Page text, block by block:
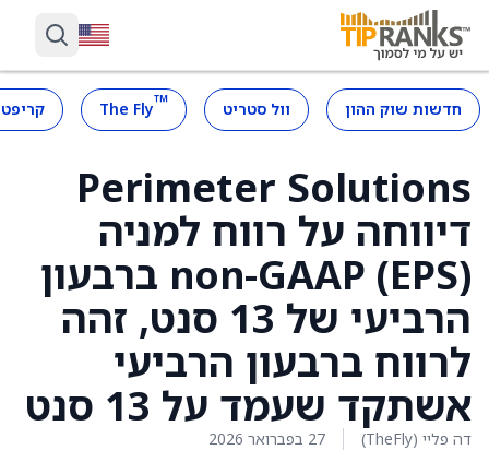
חדשות שוק ההון וול סטריט ™
The Fly
‏Perimeter Solutions
דיווחה על רווח למניה
(EPS) non-GAAP ברבעון
הרביעי של 13 סנט, זהה
לרווח ברבעון הרביעי
אשתקד שעמד על 13 סנט
דה פליי (TheFly) 27 בפברואר 2026